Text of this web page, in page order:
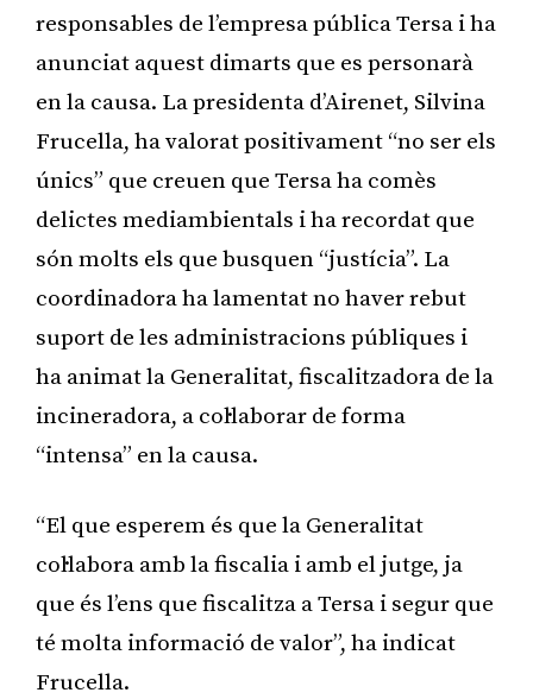
responsables de l’empresa pública Tersa i ha
anunciat aquest dimarts que es personarà
en la causa. La presidenta d’Airenet, Silvina
Frucella, ha valorat positivament “no ser els
únics” que creuen que Tersa ha comès
delictes mediambientals i ha recordat que
són molts els que busquen “justícia”. La
coordinadora ha lamentat no haver rebut
suport de les administracions públiques i
ha animat la Generalitat, fiscalitzadora de la
incineradora, a col·laborar de forma
“intensa” en la causa.
“El que esperem és que la Generalitat
col·labora amb la fiscalia i amb el jutge, ja
que és l’ens que fiscalitza a Tersa i segur que
té molta informació de valor”, ha indicat
Frucella.